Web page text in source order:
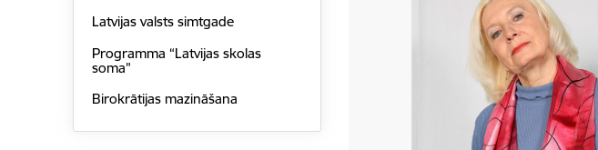
Latvijas valsts simtgade
Programma “Latvijas skolas
soma”
Birokrātijas mazināšana